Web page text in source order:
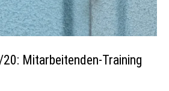
Mitarbeitenden-Training